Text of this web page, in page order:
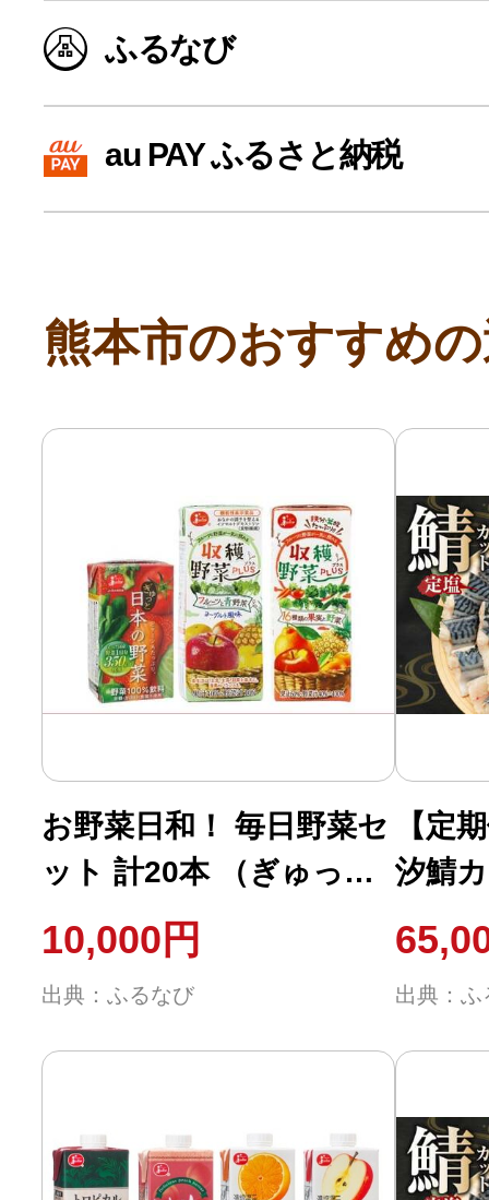
よく見られている返礼品
ふるさと納税徹底比較
給与所得者版
副業・パラレルワーカー
個人事業主・フリーラン
個人事業・フリーランス
ふるさと納税の基礎知識
10秒ぴったり診断
自治体直営サイト特集
はじめるバイブルとは
問い合わせ
ふるなび
au PAY ふるさと納税
熊本市のおすすめ
お野菜日和！ 毎日野菜セ
ット 計20本 （ぎゅっと
日本の野菜 125ml × 8本
／ 収穫野菜PLUS 16種類
の果実と野菜 200ml × 6
本 ／ 収穫野菜PLUS フ
10,000円
出典：ふるなび
【定
汐鯖
仕込
弁当
量約
一汐
お弁当
出典：ふ